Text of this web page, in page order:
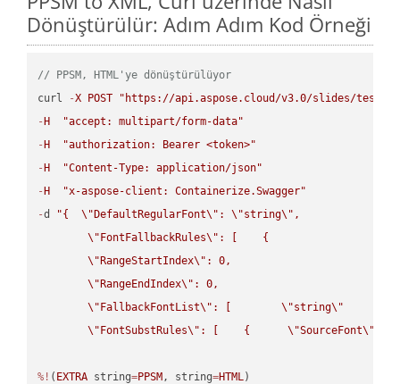
Dönüştürülür: Adım Adım Kod Örneği
// PPSM, HTML'ye dönüştürülüyor
curl
-X POST
"https://api.aspose.cloud/v3.0/slides/test-
- H
"accept: multipart/form-data"
- H
"authorization: Bearer <token>"
- H
"Content-Type: application/json"
- H
"x-aspose-client: Containerize.Swagger"
-d "{ \" DefaultRegularFont\" : \"string\" ,
\" FontFallbackRules\" : [    {
\" RangeStartIndex\" : 0,
\" RangeEndIndex\" : 0,
\" FallbackFontList\" : [ \"string\"
\" FontSubstRules\" : [    { \"SourceFont\"
%! ( EXTRA string=PPSM , string=HTML